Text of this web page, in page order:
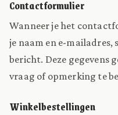
Contactformulier
Wanneer je het
je naam en e-mailadres,
bericht. Deze gegevens
vraag of opmerking te
Winkelbestellingen